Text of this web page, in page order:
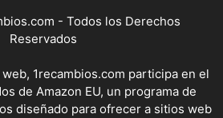
- Todos los Derechos
Reservados
1recambios.com participa en el
de Amazon EU, un programa de
diseñado para ofrecer a sitios web